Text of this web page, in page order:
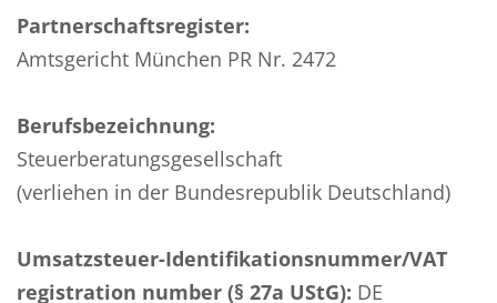
Partnerschaftsregister:
Amtsgericht München PR Nr. 2472
Berufsbezeichnung:
Steuerberatungsgesellschaft
(verliehen in der Bundesrepublik Deutschland)
Umsatzsteuer-Identifikationsnummer/VAT
registration number (§ 27a UStG): DE